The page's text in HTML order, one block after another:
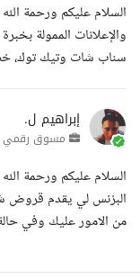
السلام عليكم ورحمة
والإعلانات الممولة
سناب شات وتيك
إبراهيم ل.
مسوق رقمي
السلام عليكم ورحمة
البزنس لي يقدم
من الامور عليك وفي